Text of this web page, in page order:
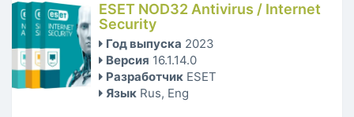
ESET NOD32 Antivirus / Internet
Security
Год выпуска 2023
Версия 16.1.14.0
Разработчик ESET
Язык Rus, Eng